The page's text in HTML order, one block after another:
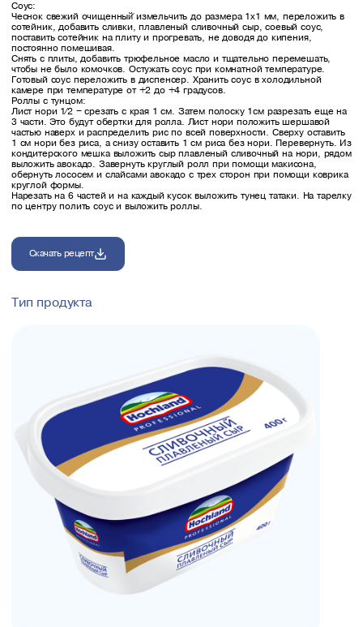
Соус:
Чеснок свежий очищенный̆ измельчить до размера 1х1 мм, переложить в
сотейник, добавить сливки, плавленый сливочный сыр, соевый соус,
поставить сотейник на плиту и прогревать, не доводя до кипения,
постоянно помешивая.
Снять с плиты, добавить трюфельное масло и тщательно перемешать,
чтобы не было комочков. Остужать соус при комнатной температуре.
Готовый соус переложить в диспенсер. Хранить соус в холодильной
камере при температуре от +2 до +4 градусов.
Роллы с тунцом:
Лист нори 1⁄2 – срезать с края 1 см. Затем полоску 1см разрезать еще на
3 части. Это будут обертки для ролла. Лист нори положить шершавой
частью наверх и распределить рис по всей поверхности. Сверху оставить
1 см нори без риса, а снизу оставить 1 см риса без нори. Перевернуть. Из
кондитерского мешка выложить сыр плавленый сливочный на нори, рядом
выложить авокадо. Завернуть круглый ролл при помощи макисона,
обернуть лососем и слайсами авокадо с трех сторон при помощи коврика
круглой формы.
Нарезать на 6 частей и на каждый кусок выложить тунец татаки. На тарелку
по центру полить соус и выложить роллы.
Скачать рецепт
Тип продукта